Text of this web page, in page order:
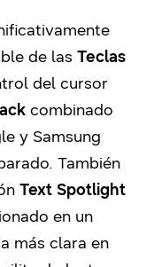
de las Teclas
del cursor
combinado
y Samsung
También
Text Spotlight
en un
más clara en